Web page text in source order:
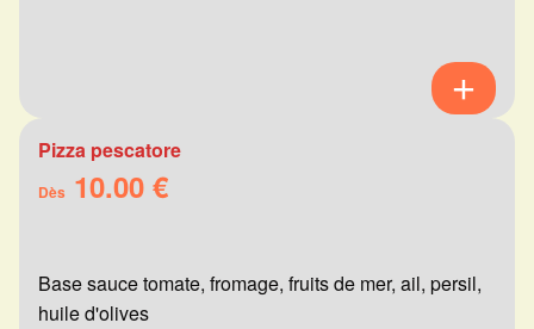
Pizza pescatore
Dès 10.00 €
Base sauce tomate, fromage, fruits de mer, ail, persil,
huile d'olives